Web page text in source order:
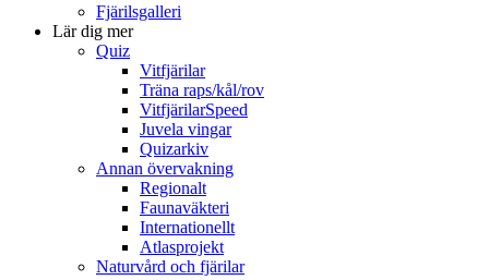
Fjärilsgalleri
Lär dig mer
Quiz
Vitfjärilar
Träna raps/kål/rov
VitfjärilarSpeed
Juvela vingar
Quizarkiv
Annan övervakning
Regionalt
Faunaväkteri
Internationellt
Atlasprojekt
Naturvård och fjärilar